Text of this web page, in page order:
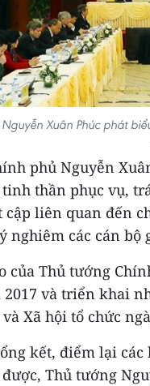
Xuân Phúc phát
phủ Nguyễn
thần phục vụ,
cập liên quan đến
nghiêm các cán
của Thủ tướng
và triển khai
Xã hội tổ chức
kết, điểm lại
Thủ tướng